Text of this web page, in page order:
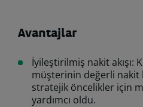
Avantajlar
İyileştirilmiş nakit akışı:
müşterinin değerli nakit
stratejik öncelikler için
yardımcı oldu.